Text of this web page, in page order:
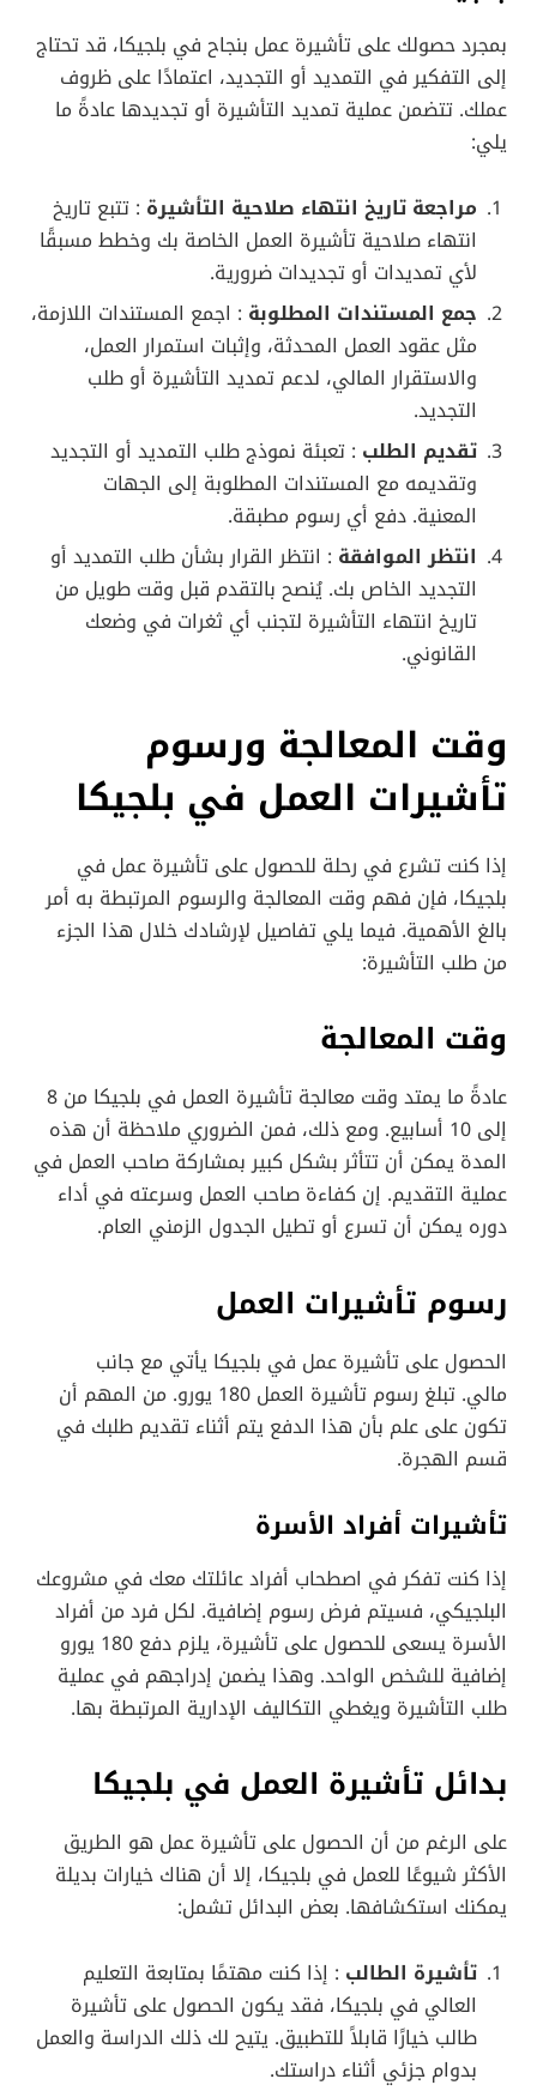
بمجرد حصولك على تأشيرة عمل بنجاح في بلجيكا، قد تحتاج
إلى التفكير في التمديد أو التجديد، اعتمادًا على ظروف
عملك. تتضمن عملية تمديد التأشيرة أو تجديدها عادةً ما
يلي:
مراجعة تاريخ انتهاء صلاحية التأشيرة : تتبع تاريخ
انتهاء صلاحية تأشيرة العمل الخاصة بك وخطط مسبقًا
لأي تمديدات أو تجديدات ضرورية.
جمع المستندات المطلوبة : اجمع المستندات اللازمة،
مثل عقود العمل المحدثة، وإثبات استمرار العمل،
والاستقرار المالي، لدعم تمديد التأشيرة أو طلب
التجديد.
تقديم الطلب : تعبئة نموذج طلب التمديد أو التجديد
وتقديمه مع المستندات المطلوبة إلى الجهات
المعنية. دفع أي رسوم مطبقة.
انتظر الموافقة : انتظر القرار بشأن طلب التمديد أو
التجديد الخاص بك. يُنصح بالتقدم قبل وقت طويل من
تاريخ انتهاء التأشيرة لتجنب أي ثغرات في وضعك
القانوني.
وقت المعالجة ورسوم
تأشيرات العمل في بلجيكا
إذا كنت تشرع في رحلة للحصول على تأشيرة عمل في
بلجيكا، فإن فهم وقت المعالجة والرسوم المرتبطة به أمر
بالغ الأهمية. فيما يلي تفاصيل لإرشادك خلال هذا الجزء
من طلب التأشيرة:
وقت المعالجة
عادةً ما يمتد وقت معالجة تأشيرة العمل في بلجيكا من 8
إلى 10 أسابيع. ومع ذلك، فمن الضروري ملاحظة أن هذه
المدة يمكن أن تتأثر بشكل كبير بمشاركة صاحب العمل في
عملية التقديم. إن كفاءة صاحب العمل وسرعته في أداء
دوره يمكن أن تسرع أو تطيل الجدول الزمني العام.
رسوم تأشيرات العمل
الحصول على تأشيرة عمل في بلجيكا يأتي مع جانب
مالي. تبلغ رسوم تأشيرة العمل 180 يورو. من المهم أن
تكون على علم بأن هذا الدفع يتم أثناء تقديم طلبك في
قسم الهجرة.
تأشيرات أفراد الأسرة
إذا كنت تفكر في اصطحاب أفراد عائلتك معك في مشروعك
البلجيكي، فسيتم فرض رسوم إضافية. لكل فرد من أفراد
الأسرة يسعى للحصول على تأشيرة، يلزم دفع 180 يورو
إضافية للشخص الواحد. وهذا يضمن إدراجهم في عملية
طلب التأشيرة ويغطي التكاليف الإدارية المرتبطة بها.
بدائل تأشيرة العمل في بلجيكا
على الرغم من أن الحصول على تأشيرة عمل هو الطريق
الأكثر شيوعًا للعمل في بلجيكا، إلا أن هناك خيارات بديلة
يمكنك استكشافها. بعض البدائل تشمل:
تأشيرة الطالب : إذا كنت مهتمًا بمتابعة التعليم
العالي في بلجيكا، فقد يكون الحصول على تأشيرة
طالب خيارًا قابلاً للتطبيق. يتيح لك ذلك الدراسة والعمل
بدوام جزئي أثناء دراستك.